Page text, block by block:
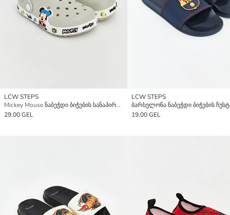
LCW STEPS
Mickey Mouse ნაბეჭდი ბიჭების სანაპირო სანდალი
29,00 GEL
LCW STEPS
ბარსელონა ნაბეჭდი ბიჭების
19,00 GEL